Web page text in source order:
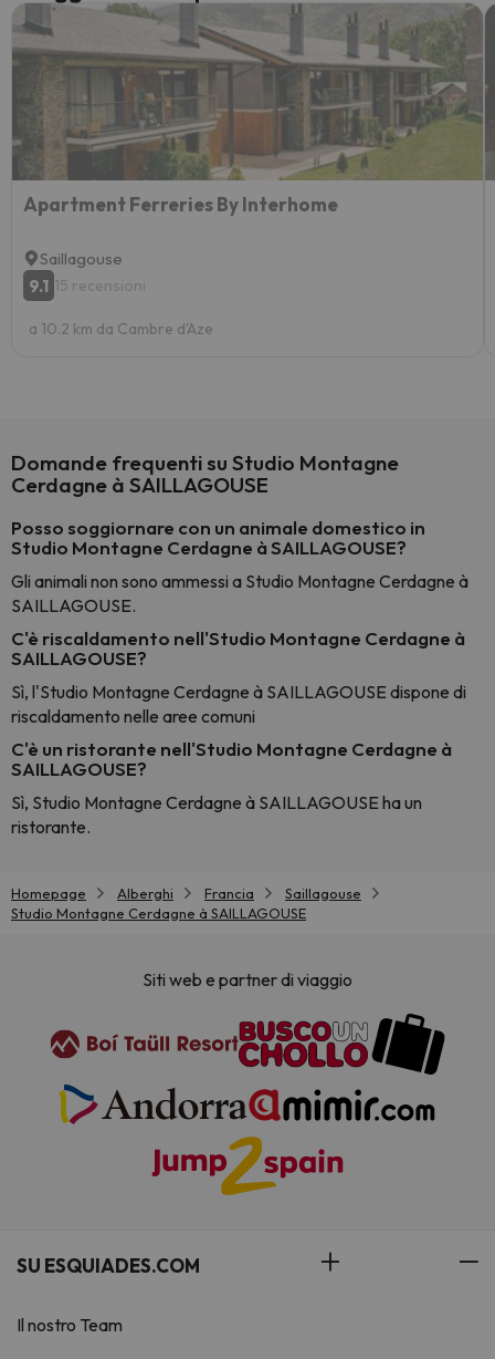
Apartment Ferreries By Interhome
Saillagouse
9.1 15 recensioni
a 10.2 km da Cambre d'Aze
Domande frequenti su Studio Montagne
Cerdagne à SAILLAGOUSE
Posso soggiornare con un animale domestico in
Studio Montagne Cerdagne à SAILLAGOUSE?
Gli animali non sono ammessi a Studio Montagne Cerdagne à
SAILLAGOUSE.
C'è riscaldamento nell'Studio Montagne Cerdagne à
SAILLAGOUSE?
Sì, l'Studio Montagne Cerdagne à SAILLAGOUSE dispone di
riscaldamento nelle aree comuni
C'è un ristorante nell'Studio Montagne Cerdagne à
SAILLAGOUSE?
Sì, Studio Montagne Cerdagne à SAILLAGOUSE ha un
ristorante.
Homepage Alberghi Francia
Saillagouse
Studio Montagne Cerdagne à SAILLAGOUSE
Siti web e partner di viaggio
SU ESQUIADES.COM
Il nostro Team